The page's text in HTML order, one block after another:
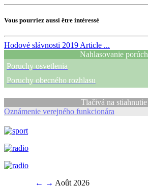
Vous pourriez aussi être intéressé
Hodové slávnosti 2019 Article ...
Nahlasovanie porúch
Poruchy osvetlenia
Poruchy obecného rozhlasu
Tlačivá na stiahnutie
Oznámenie verejného funkcionára
← → Août 2026